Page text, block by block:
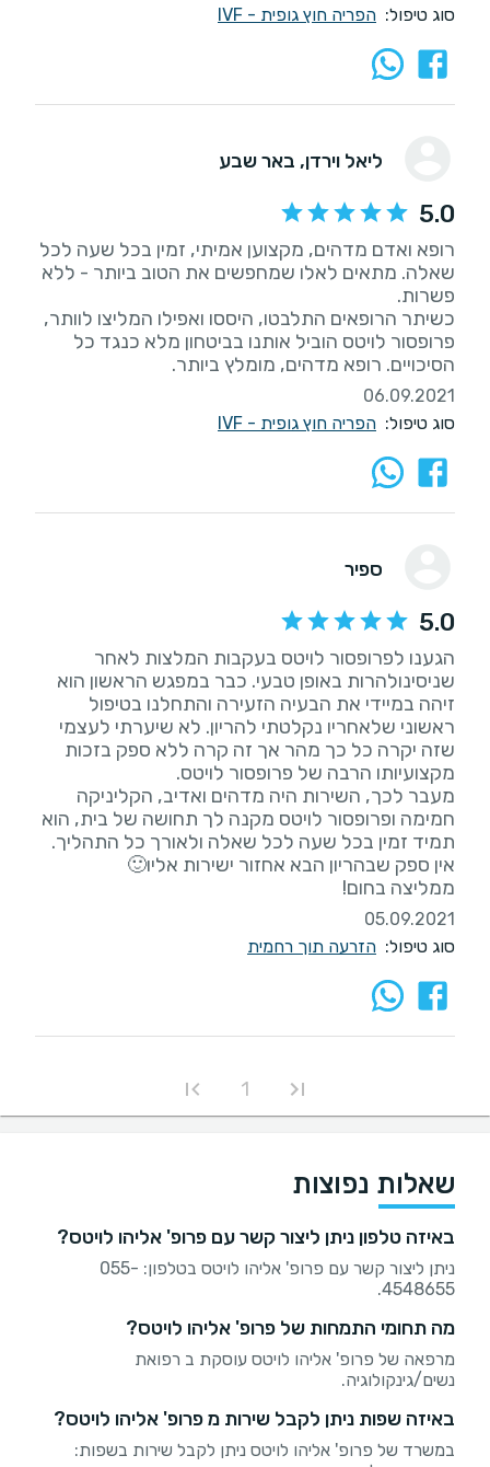
סוג טיפול: הפריה חוץ גופית - IVF
ליאל וירדן, באר שבע
5.0
רופא ואדם מדהים, מקצוען אמיתי, זמין בכל שעה לכל
שאלה. מתאים לאלו שמחפשים את הטוב ביותר - ללא
כשיתר הרופאים התלבטו, היססו ואפילו המליצו לוותר,
פרופסור לויטס הוביל אותנו בביטחון מלא כנגד כל
הסיכויים. רופא מדהים, מומלץ ביותר.
06.09.2021
סוג טיפול: הפריה חוץ גופית - IVF
ספיר
5.0
הגענו לפרופסור לויטס בעקבות המלצות לאחר
שניסינולהרות באופן טבעי. כבר במפגש הראשון הוא
זיהה במיידי את הבעיה הזעירה והתחלנו בטיפול
ראשוני שלאחריו נקלטתי להריון. לא שיערתי לעצמי
שזה יקרה כל כך מהר אך זה קרה ללא ספק בזכות
מעבר לכך, השירות היה מדהים ואדיב, הקליניקה
חמימה ופרופסור לויטס מקנה לך תחושה של בית, הוא
ממליצה בחום!
05.09.2021
סוג טיפול: הזרעה תוך רחמית
1
שאלות נפוצות
באיזה טלפון ניתן ליצור קשר עם פרופ' אליהו לויטס?
ניתן ליצור קשר עם פרופ' אליהו לויטס בטלפון: 055-
4548655.
מה תחומי התמחות של פרופ' אליהו לויטס?
מרפאה של פרופ' אליהו לויטס עוסקת ב רפואת
נשים/גינקולוגיה.
באיזה שפות ניתן לקבל שירות מ פרופ' אליהו לויטס?
במשרד של פרופ' אליהו לויטס ניתן לקבל שירות בשפות: